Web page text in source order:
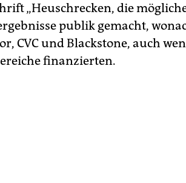
„Heuschrecken, die
publik gemacht,
CVC und Blackstone, auch
finanzierten.